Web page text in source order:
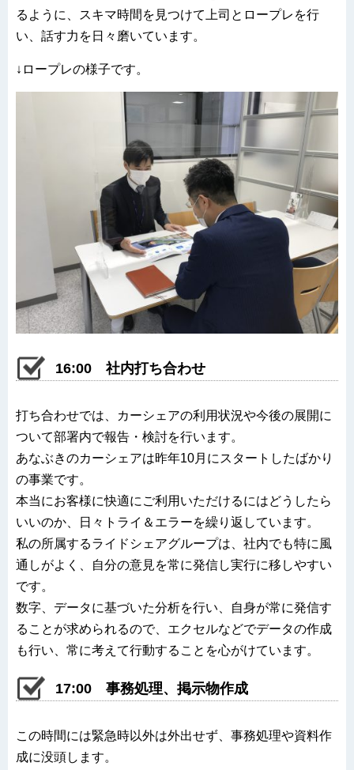
るように、スキマ時間を見つけて上司とロープレを行
い、話す力を日々磨いています。
↓ロープレの様子です。
16:00 社内打ち合わせ
打ち合わせでは、カーシェアの利用状況や今後の展開に
ついて部署内で報告・検討を行います。
あなぶきのカーシェアは昨年10月にスタートしたばかり
の事業です。
本当にお客様に快適にご利用いただけるにはどうしたら
いいのか、日々トライ＆エラーを繰り返しています。
私の所属するライドシェアグループは、社内でも特に風
通しがよく、自分の意見を常に発信し実行に移しやすい
です。
数字、データに基づいた分析を行い、自身が常に発信す
ることが求められるので、エクセルなどでデータの作成
も行い、常に考えて行動することを心がけています。
17:00 事務処理、掲示物作成
この時間には緊急時以外は外出せず、事務処理や資料作
成に没頭します。